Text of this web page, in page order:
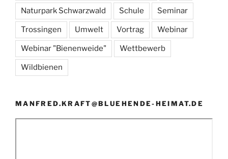
Naturpark Schwarzwald Schule Seminar
Trossingen Umwelt Vortrag Webinar
Webinar "Bienenweide" Wettbewerb
Wildbienen
MANFRED.KRAFT@BLUEHENDE-HEIMAT.DE